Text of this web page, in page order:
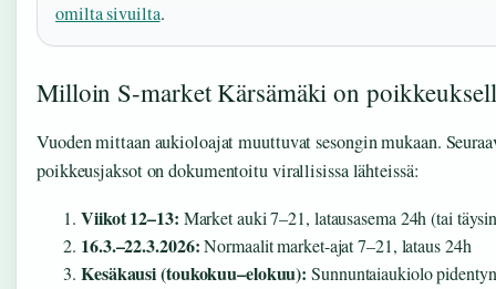
omilta sivuilta.
Milloin S-market Kärsämäki on
Vuoden mittaan aukioloajat muuttuvat sesongin mukaan.
poikkeusjaksot on dokumentoitu virallisissa lähteissä:
Viikot 12–13: Market auki 7–21, latausasema 24h (tai
16.3.–22.3.2026:Normaalit market-ajat 7–21, lataus 24h
Kesäkausi (toukokuu–elokuu): Sunnuntaiaukiolo